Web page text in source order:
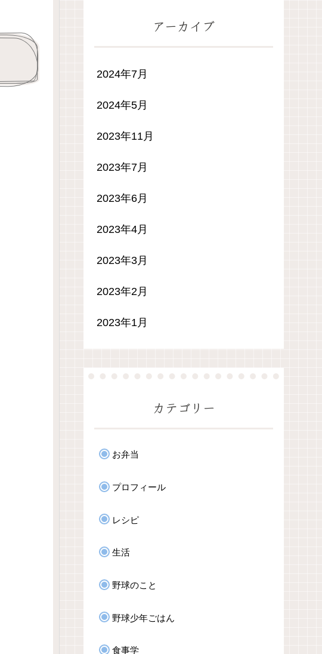
アーカイブ
2024年7月
2024年5月
2023年11月
2023年7月
2023年6月
2023年4月
2023年3月
2023年2月
2023年1月
カテゴリー
お弁当
プロフィール
レシピ
生活
野球のこと
野球少年ごはん
食事学